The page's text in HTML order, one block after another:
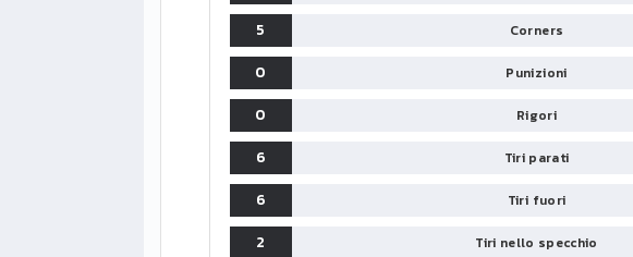
5
Corners
0
Punizioni
0
Rigori
6
Tiri parati
6
Tiri fuori
2
Tiri nello specchio